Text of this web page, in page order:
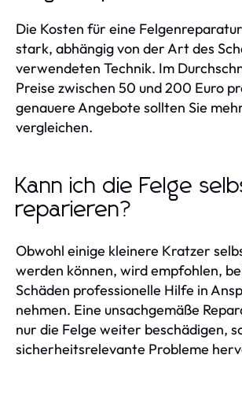
Die Kosten für eine
stark, abhängig von der Art des
verwendeten Technik. Im
Preise zwischen 50 und 200 Euro
genauere Angebote sollten Sie
vergleichen.
Kann ich die Felge
reparieren?
Obwohl einige kleinere Kratzer
werden können, wird empfohlen,
Schäden professionelle Hilfe in
nehmen. Eine unsachgemäße
nur die Felge weiter beschädigen,
sicherheitsrelevante Probleme